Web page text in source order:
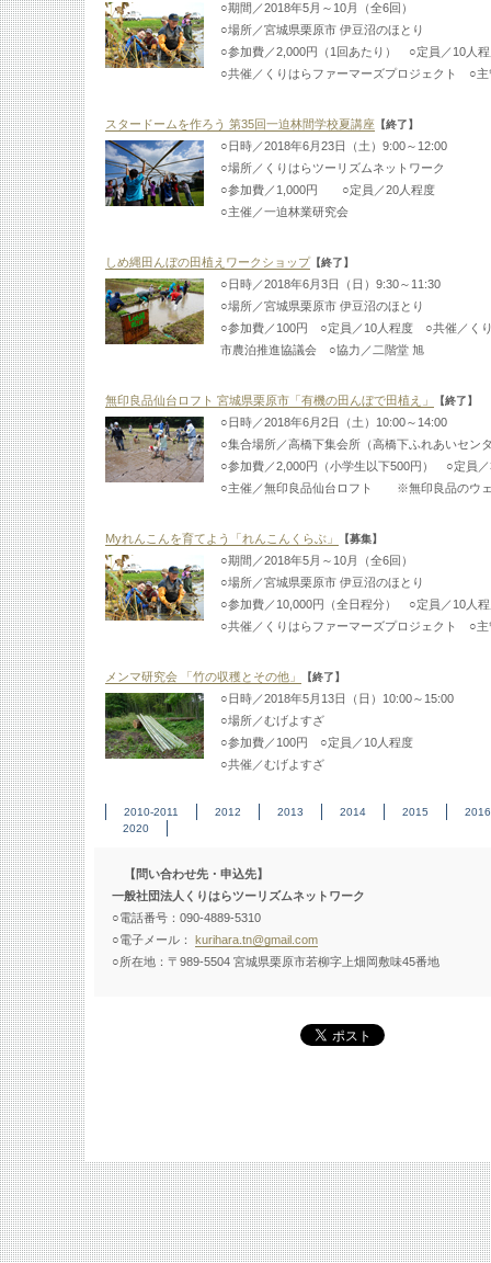
○期間／2018年5月～10月（全6回）
○場所／宮城県栗原市 伊豆沼のほとり
○参加費／2,000円（1回あたり） ○定員／10人程
○共催／くりはらファーマーズプロジェクト ○主
スタードームを作ろう 第35回一迫林間学校夏講座【終了】
○日時／2018年6月23日（土）9:00～12:00
○場所／くりはらツーリズムネットワーク
○参加費／1,000円 ○定員／20人程度
○主催／一迫林業研究会
しめ縄田んぼの田植えワークショップ【終了】
○日時／2018年6月3日（日）9:30～11:30
○場所／宮城県栗原市 伊豆沼のほとり
○参加費／100円 ○定員／10人程度 ○共催／く
市農泊推進協議会 ○協力／二階堂 旭
無印良品仙台ロフト 宮城県栗原市「有機の田んぼで田植え」 【終了】
○日時／2018年6月2日（土）10:00～14:00
○集合場所／高橋下集会所（高橋下ふれあいセン
○参加費／2,000円（小学生以下500円） ○定員／
○主催／無印良品仙台ロフト ※無印良品のウェ
Myれんこんを育てよう「れんこんくらぶ」 【募集】
○期間／2018年5月～10月（全6回）
○場所／宮城県栗原市 伊豆沼のほとり
○参加費／10,000円（全日程分） ○定員／10人程
○共催／くりはらファーマーズプロジェクト ○主
メンマ研究会 「竹の収穫とその他」 【終了】
○日時／2018年5月13日（日）10:00～15:00
○場所／むげよすざ
○参加費／100円 ○定員／10人程度
○共催／むげよすざ
2010-2011 2012 2013 2014 2015
2016
2020
【問い合わせ先・申込先】
一般社団法人くりはらツーリズムネットワーク
○電話番号：090-4889-5310
○電子メール：
kurihara.tn@gmail.com
○所在地：〒989-5504 宮城県栗原市若柳字上畑岡敷味45番地